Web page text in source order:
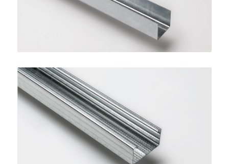
Montante per Controsoffitti
SINIAT